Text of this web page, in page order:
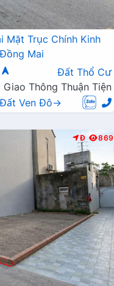
Mặt Trục Chính Kinh
Mai
Đất Thổ Cư
Thông Thuận Tiện
Ven Đô→
Đ 869